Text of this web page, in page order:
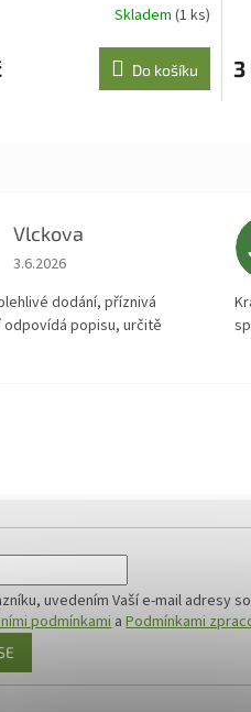
Skladem (1 ks)
Do košíku 3
Vlckova
Hodnocení obchodu je 5 z 5
3.6.2026
dodání, příznivá
odpovídá popisu, určitě
uvedením Vaší e-mail adresy
podmínkamiaPodmínkami